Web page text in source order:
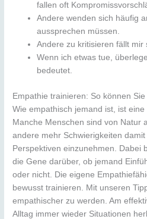
fallen oft
Andere wenden sich häufig
aussprechen müssen.
Andere zu kritisieren fällt mir
Wenn ich etwas tue,
bedeutet.
Empathie trainieren: So können
Wie empathisch jemand ist, ist
Manche Menschen sind von Natur
andere mehr Schwierigkeiten
Perspektiven einzunehmen. Dabei
die Gene darüber, ob jemand
oder nicht. Die eigene
bewusst trainieren. Mit unseren
empathischer zu werden. Am
Alltag immer wieder Situationen